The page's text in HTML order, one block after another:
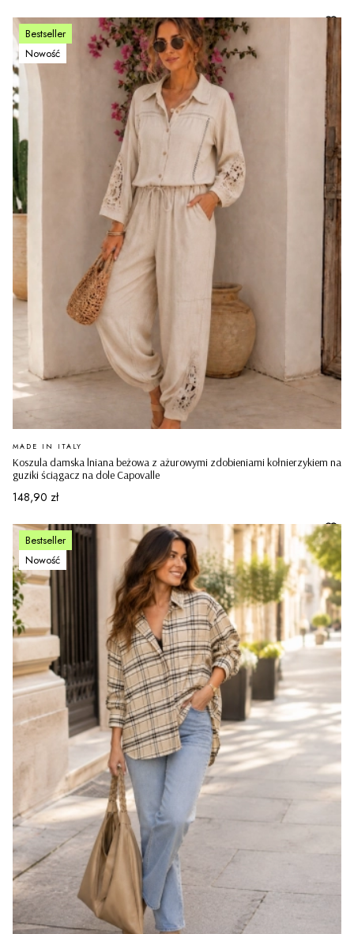
Bestseller
Nowość
Koszula damska lniana beżowa z ażurowymi zdobieniami kołnierzykiem na
guziki ściągacz na dole Capovalle
PRODUCENT
MADE IN ITALY
Cena
148,90 zł
Bestseller
Nowość